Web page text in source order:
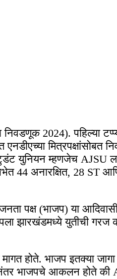
2024). पहिल्या
एनडीएच्या मित्रपक्षांसोबत
युनियन म्हणजेच AJSU ला
44 अनारक्षित, 28 ST
पक्ष (भाजप) या
झारखंडमध्ये युतीची
होते. भाजप इतक्या जागा
भाजपचे आकलन होते की